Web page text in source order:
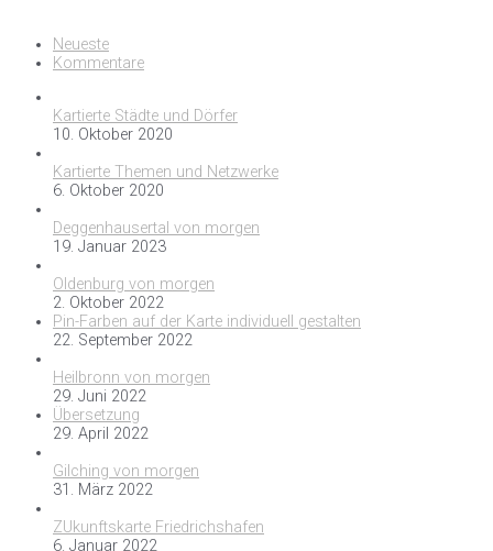
Neueste
Kommentare
Kartierte Städte und Dörfer
10. Oktober 2020
Kartierte Themen und Netzwerke
6. Oktober 2020
Deggenhausertal von morgen
19. Januar 2023
Oldenburg von morgen
2. Oktober 2022
Pin-Farben auf der Karte individuell gestalten
22. September 2022
Heilbronn von morgen
29. Juni 2022
Übersetzung
29. April 2022
Gilching von morgen
31. März 2022
ZUkunftskarte Friedrichshafen
6. Januar 2022